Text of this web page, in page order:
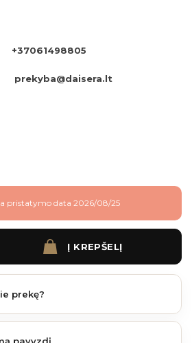
+37061498805
prekyba@daisera.lt
pristatymo data 2026/08/25
50-80 mm Į KREPŠELĮ
prekę?